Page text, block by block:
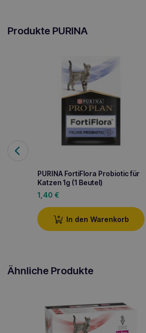
Produkte PURINA
PURINA FortiFlora Probiotic für
Katzen 1g (1 Beutel)
1,40 €
In den Warenkorb
Ähnliche Produkte